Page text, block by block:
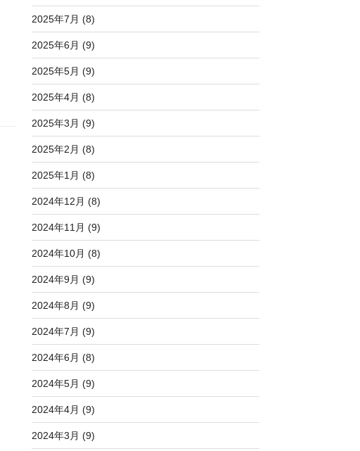
2025年7月 (8)
2025年6月 (9)
2025年5月 (9)
2025年4月 (8)
2025年3月 (9)
2025年2月 (8)
2025年1月 (8)
2024年12月 (8)
2024年11月 (9)
2024年10月 (8)
2024年9月 (9)
2024年8月 (9)
2024年7月 (9)
2024年6月 (8)
2024年5月 (9)
2024年4月 (9)
2024年3月 (9)